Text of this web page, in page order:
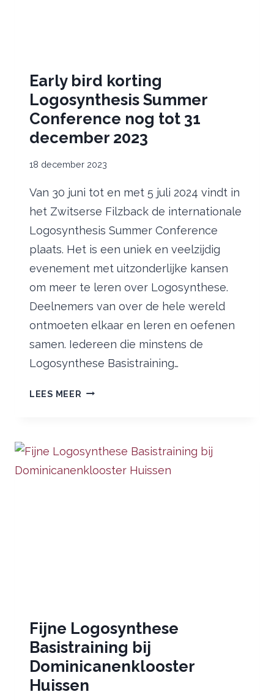
Early bird korting
Logosynthesis Summer
Conference nog tot 31
december 2023
18 december 2023
Van 30 juni tot en met 5 juli 2024 vindt in
het Zwitserse Filzback de internationale
Logosynthesis Summer Conference
plaats. Het is een uniek en veelzijdig
evenement met uitzonderlijke kansen
om meer te leren over Logosynthese.
Deelnemers van over de hele wereld
ontmoeten elkaar en leren en oefenen
samen. Iedereen die minstens de
Logosynthese Basistraining…
LEES MEER EARLY
SUMMER
CONFERENCE
Fijne Logosynthese
Basistraining bij
Dominicanenklooster
Huissen